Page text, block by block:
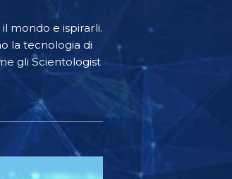
mondo e ispirarli.
la tecnologia di
gli Scientologist